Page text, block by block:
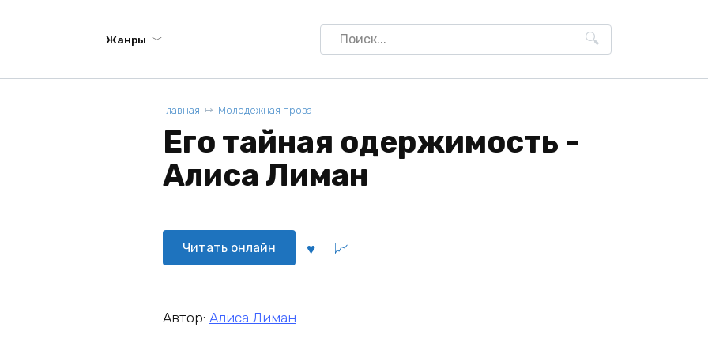
Жанры
Search
for:
Главная Молодежная проза
Его тайная одержимость -
Алиса Лиман
Читать онлайн
Автор: Алиса Лиман